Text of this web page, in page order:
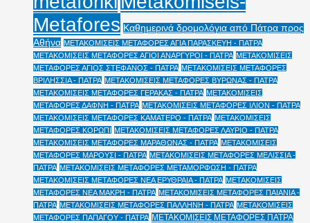
Metafores Καθημερινά δρομολόγια από Πάτρα προς
Αθήνα ΜΕΤΑΚΟΜΙΣΕΙΣ ΜΕΤΑΦΟΡΕΣ ΑΓΙΑ ΠΑΡΑΣΚΕΥΗ - ΠΑΤΡΑ
ΜΕΤΑΚΟΜΙΣΕΙΣ ΜΕΤΑΦΟΡΕΣ ΑΓΙΟΙ ΑΝΑΡΓΥΡΟΙ - ΠΑΤΡΑ ΜΕΤΑΚΟΜΙΣΕΙΣ
ΜΕΤΑΦΟΡΕΣ ΑΓΙΟΣ ΣΤΕΦΑΝΟΣ - ΠΑΤΡΑ ΜΕΤΑΚΟΜΙΣΕΙΣ ΜΕΤΑΦΟΡΕΣ
ΒΡΙΛΗΣΣΙΑ - ΠΑΤΡΑ ΜΕΤΑΚΟΜΙΣΕΙΣ ΜΕΤΑΦΟΡΕΣ ΒΥΡΩΝΑΣ - ΠΑΤΡΑ
ΜΕΤΑΚΟΜΙΣΕΙΣ ΜΕΤΑΦΟΡΕΣ ΓΕΡΑΚΑΣ - ΠΑΤΡΑ ΜΕΤΑΚΟΜΙΣΕΙΣ
ΜΕΤΑΦΟΡΕΣ ΔΑΦΝΗ - ΠΑΤΡΑ ΜΕΤΑΚΟΜΙΣΕΙΣ ΜΕΤΑΦΟΡΕΣ ΙΛΙΟΝ - ΠΑΤΡΑ
ΜΕΤΑΚΟΜΙΣΕΙΣ ΜΕΤΑΦΟΡΕΣ ΚΑΜΑΤΕΡΟ - ΠΑΤΡΑ ΜΕΤΑΚΟΜΙΣΕΙΣ
ΜΕΤΑΦΟΡΕΣ ΚΟΡΩΠΙ ΜΕΤΑΚΟΜΙΣΕΙΣ ΜΕΤΑΦΟΡΕΣ ΛΑΥΡΙΟ - ΠΑΤΡΑ
ΜΕΤΑΚΟΜΙΣΕΙΣ ΜΕΤΑΦΟΡΕΣ ΜΑΡΑΘΩΝΑΣ - ΠΑΤΡΑ ΜΕΤΑΚΟΜΙΣΕΙΣ
ΜΕΤΑΦΟΡΕΣ ΜΑΡΟΥΣΙ - ΠΑΤΡΑ ΜΕΤΑΚΟΜΙΣΕΙΣ ΜΕΤΑΦΟΡΕΣ ΜΕΛΙΣΣΙΑ -
ΠΑΤΡΑ ΜΕΤΑΚΟΜΙΣΕΙΣ ΜΕΤΑΦΟΡΕΣ ΜΕΤΑΜΟΡΦΩΣΗ - ΠΑΤΡΑ
ΜΕΤΑΚΟΜΙΣΕΙΣ ΜΕΤΑΦΟΡΕΣ ΝΕΑ ΕΡΥΘΡΑΙΑ - ΠΑΤΡΑ ΜΕΤΑΚΟΜΙΣΕΙΣ
ΜΕΤΑΦΟΡΕΣ ΝΕΑ ΜΑΚΡΗ - ΠΑΤΡΑ ΜΕΤΑΚΟΜΙΣΕΙΣ ΜΕΤΑΦΟΡΕΣ ΠΑΙΑΝΙΑ -
ΠΑΤΡΑ ΜΕΤΑΚΟΜΙΣΕΙΣ ΜΕΤΑΦΟΡΕΣ ΠΑΛΛΗΝΗ - ΠΑΤΡΑ ΜΕΤΑΚΟΜΙΣΕΙΣ
ΜΕΤΑΦΟΡΕΣ ΠΑΠΑΓΟΥ - ΠΑΤΡΑ ΜΕΤΑΚΟΜΙΣΕΙΣ ΜΕΤΑΦΟΡΕΣ ΠΑΤΡΑ